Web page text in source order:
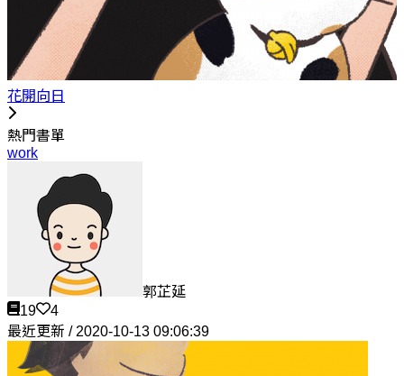
花開向日
熱門書單
work
郭芷延
19
4
最近更新 / 2020-10-13 09:06:39